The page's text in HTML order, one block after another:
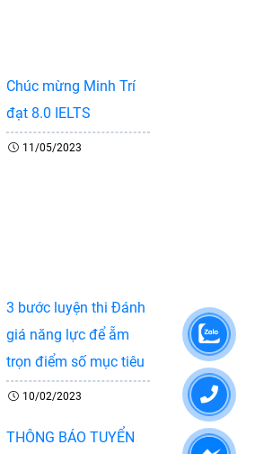
Chúc mừng Minh Trí
đạt 8.0 IELTS
11/05/2023
3 bước luyện thi Đánh
giá năng lực để ẵm
trọn điểm số mục tiêu
10/02/2023
THÔNG BÁO TUYỂN